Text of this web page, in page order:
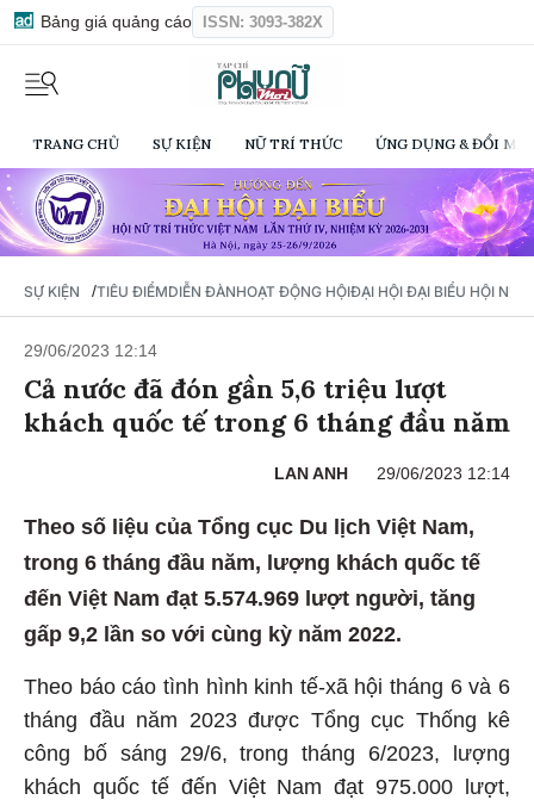
Bảng giá quảng cáo ISSN: 3093-382X
TRANG CHỦ SỰ KIỆN NỮ TRÍ THỨC ỨNG DỤNG & ĐỔI
SỰ KIỆN /TIÊU ĐIỂMDIỄN ĐÀNHOẠT ĐỘNG HỘIĐẠI HỘI ĐẠI BIỂU HỘI NỮ
29/06/2023 12:14
Cả nước đã đón gần 5,6 triệu lượt
khách quốc tế trong 6 tháng đầu năm
LAN ANH 29/06/2023 12:14
Theo số liệu của Tổng cục Du lịch Việt Nam,
trong 6 tháng đầu năm, lượng khách quốc tế
đến Việt Nam đạt 5.574.969 lượt người, tăng
gấp 9,2 lần so với cùng kỳ năm 2022.
Theo báo cáo tình hình kinh tế-xã hội tháng 6 và 6
tháng đầu năm 2023 được Tổng cục Thống kê
công bố sáng 29/6, trong tháng 6/2023, lượng
khách quốc tế đến Việt Nam đạt 975.000 lượt,